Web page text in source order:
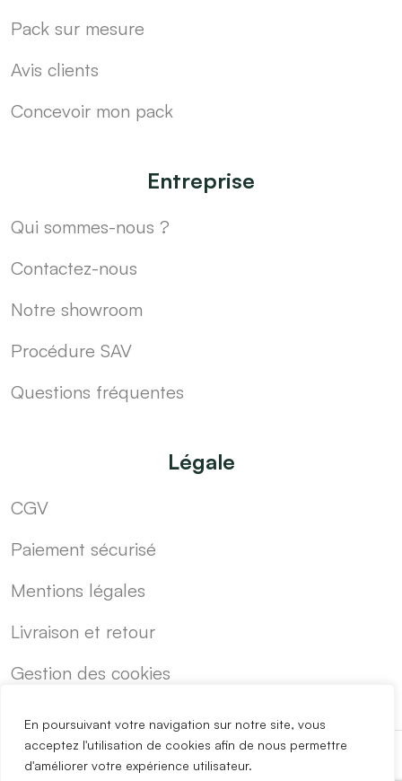
En poursuivant votre navigation sur notre site, vous
acceptez l'utilisation de cookies afin de nous permettre
d'améliorer votre expérience utilisateur.
Pack sur mesure
Avis clients
Concevoir mon pack
Entreprise
Qui sommes-nous ?
Contactez-nous
Notre showroom
Procédure SAV
Questions fréquentes
Légale
CGV
Paiement sécurisé
Mentions légales
Livraison et retour
Gestion des cookies